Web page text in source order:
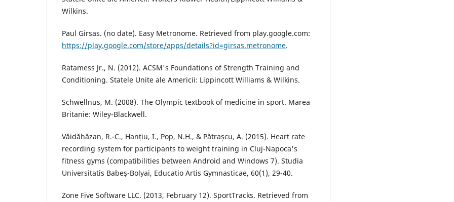
Wilkins.
Paul Girsas. (no date). Easy Metronome. Retrieved from play.google.com:
https://play.google.com/store/apps/details?id=girsas.metronome.
Ratamess Jr., N. (2012). ACSM's Foundations of Strength Training and
Conditioning. Statele Unite ale Americii: Lippincott Williams & Wilkins.
Schwellnus, M. (2008). The Olympic textbook of medicine in sport. Marea
Britanie: Wiley-Blackwell.
Văidăhăzan, R.-C., Hanțiu, I., Pop, N.H., & Pătrașcu, A. (2015). Heart rate
recording system for participants to weight training in Cluj-Napoca's
fitness gyms (compatibilities between Android and Windows 7). Studia
Universitatis Babeş-Bolyai, Educatio Artis Gymnasticae, 60(1), 29-40.
Zone Five Software LLC. (2013, February 12). SportTracks. Retrieved from